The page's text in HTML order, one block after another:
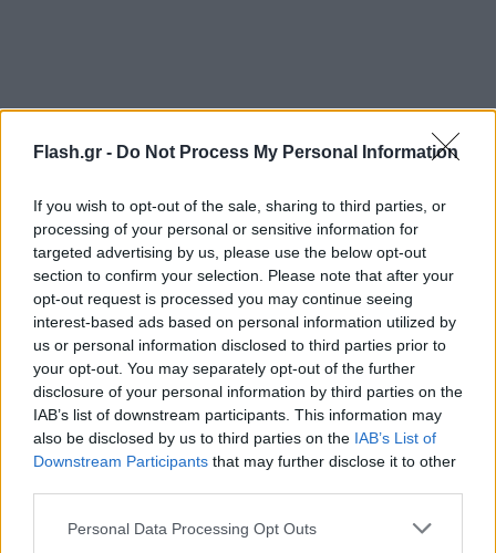
Flash.gr - Do Not Process My Personal Information
If you wish to opt-out of the sale, sharing to third parties, or
processing of your personal or sensitive information for
targeted advertising by us, please use the below opt-out
section to confirm your selection. Please note that after your
opt-out request is processed you may continue seeing
interest-based ads based on personal information utilized by
us or personal information disclosed to third parties prior to
your opt-out. You may separately opt-out of the further
disclosure of your personal information by third parties on the
IAB’s list of downstream participants. This information may
also be disclosed by us to third parties on the IAB’s List of
Downstream Participants that may further disclose it to other
Please note that this website/app uses one or more Google
Personal Data Processing Opt Outs
Volocopter: Δείτε βίντεο από το ιπτάμενο όχημα
του μέλλοντος
23.09.2021 17:51
Εύα
Μπαϊρακτάρη